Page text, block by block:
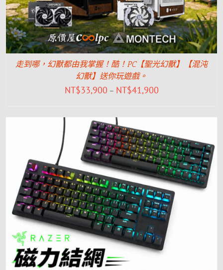
走到哪，幻獸都由我掌握！酷！PC【聖光幻獸】【混沌
幻獸】送你玩遊戲。
NT$33,900 – NT$41,900